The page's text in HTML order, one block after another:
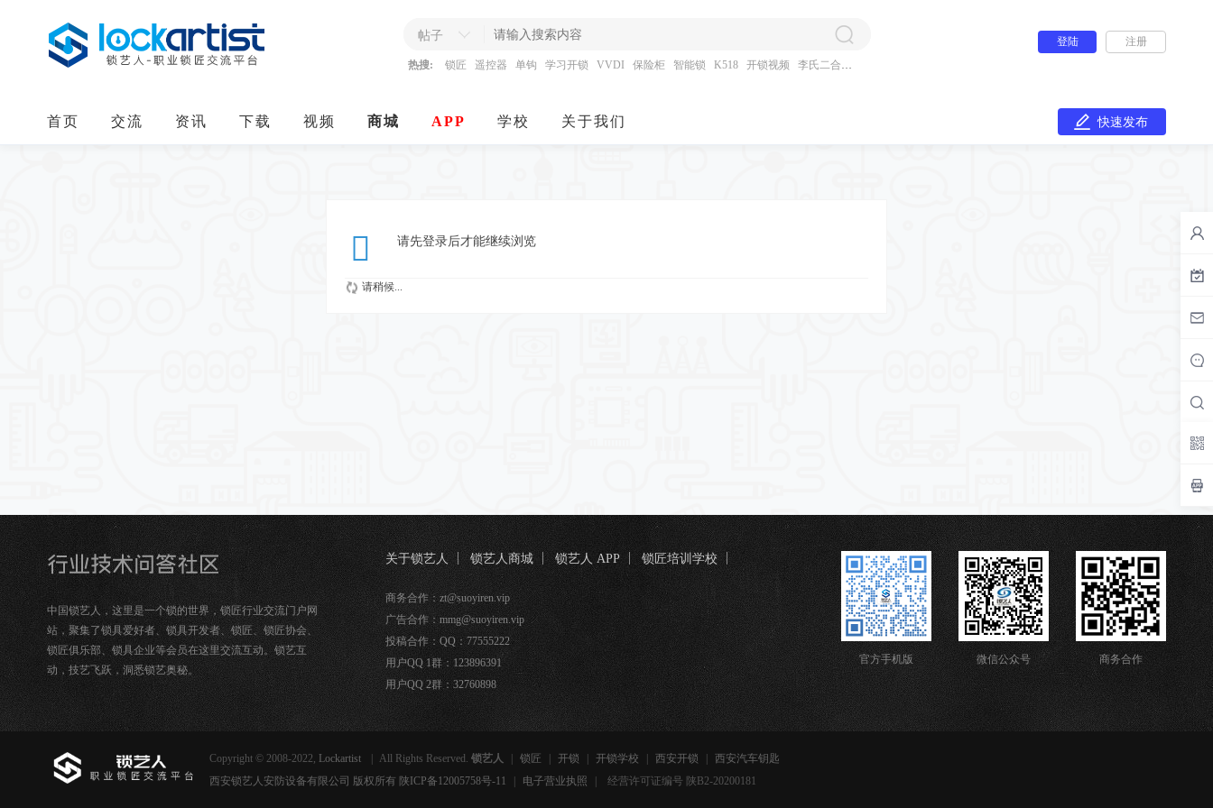
帖子
热搜: 锁匠 遥控器 单钩 学习开锁 VVDI 保险柜 智能锁 K518 开锁视频 李氏二合一
登陆 注册
首页 交流 资讯 下载 视频 商城 APP 学校 关于我们 快速发布
请先登录后才能继续浏览
请稍候...
中国锁艺人，这里是一个锁的世界，锁匠行业交流门户网
站，聚集了锁具爱好者、锁具开发者、锁匠、锁匠协会、
锁匠俱乐部、锁具企业等会员在这里交流互动。锁艺互
动，技艺飞跃，洞悉锁艺奥秘。
关于锁艺人 锁艺人商城 锁艺人 APP
锁匠培训学校
锁匠宝
商务合作：zt@suoyiren.vip
广告合作：mmg@suoyiren.vip
投稿合作：QQ：77555222
用户QQ 1群：123896391
用户QQ 2群：32760898
官方手机版 微信公众号 商务合作
Copyright © 2008-2022, Lockartist All Rights Reserved. 锁艺人 锁匠 开锁 开锁学校 西安开锁
西安汽车钥匙
西安锁艺人安防设备有限公司 版权所有 陕ICP备12005758号-11
电子营业执照 经营许可证编号 陕B2-20200181